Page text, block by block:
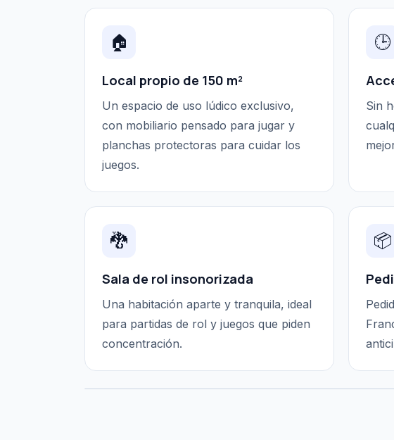
🏠
Local propio de 150 m²
Un espacio de uso lúdico exclusivo,
con mobiliario pensado para jugar y
planchas protectoras para cuidar los
juegos.
🕒
Sin
🐉
Sala de rol insonorizada
Una habitación aparte y tranquila, ideal
para partidas de rol y juegos que piden
concentración.
📦
La ludoteca